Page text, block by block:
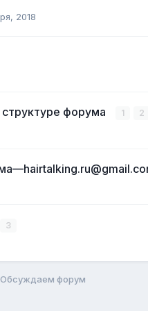
2018
форума 1 2
3
Обсуждаем форум